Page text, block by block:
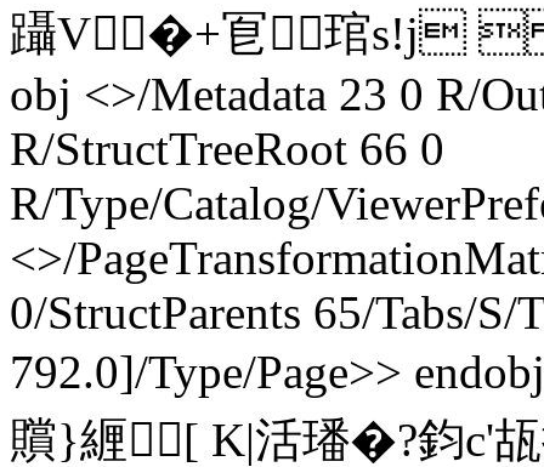
躡V�+冟 琯s!j 
obj <>/Metadata 23 0 R/
R/StructTreeRoot 66 0
R/Type/Catalog/
<>/
0/StructParents 65/Tabs/
792.0]/Type/Page>>
贘}緾[ K|活璠�?鈞c'